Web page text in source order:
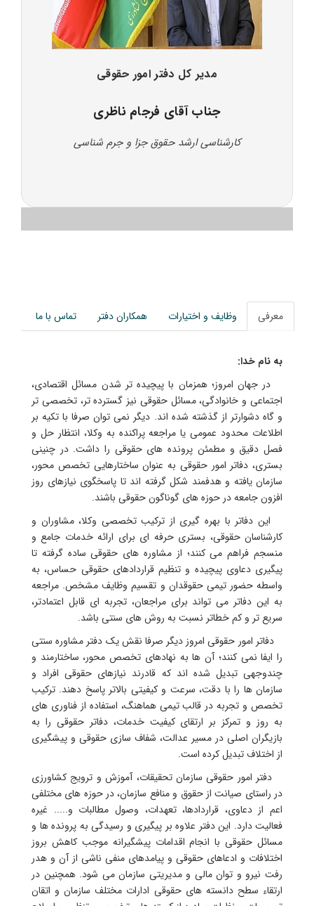
مدیر کل دفتر امور حقوقی
جناب آقای فرجام ناظری
کارشناسی ارشد حقوق جزا و جرم شناسی
معرفی وظایف و اختیارات همکاران دفتر تماس با ما
به نام خدا:
در جهان امروز؛ همزمان با پیچیده تر شدن مسائل اقتصادی،
اجتماعی و خانوادگی، مسائل حقوقی نیز گسترده تر، تخصصی تر
و گاه دشوارتر از گذشته شده اند. دیگر نمی توان صرفا با تکیه بر
اطلاعات محدود عمومی یا مراجعه پراکنده به وکلا، انتظار حل و
فصل دقیق و مطمئن پرونده های حقوقی را داشت. در چنینی
بستری، دفاتر امور حقوقی به عنوان ساختارهایی تخصص محور،
سازمان یافته و هدفمند شکل گرفته اند تا پاسخگوی نیازهای روز
افزون جامعه در حوزه های گوناگون حقوقی باشند.
این دفاتر با بهره گیری از ترکیب تخصصی وکلا، مشاوران و
کارشناسان حقوقی، بستری حرفه ای برای ارائه خدمات جامع و
منسجم فراهم می کنند؛ از مشاوره های حقوقی ساده گرفته تا
پیگیری دعاوی پیچیده و تنظیم قراردادهای حقوقی حساس، به
واسطه حضور تیمی حقوقدان و تقسیم وظایف مشخص. مراجعه
به این دفاتر می تواند برای مراجعان، تجربه ای قابل اعتمادتر،
سریع تر و کم خطاتر نسبت به روش های سنتی باشد.
دفاتر امور حقوقی امروز دیگر صرفا نقش یک دفتر مشاوره سنتی
را ایفا نمی کنند؛ آن ها به نهادهای تخصص محور، ساختارمند و
چندوجهی تبدیل شده اند که قادرند نیازهای حقوقی افراد و
سازمان ها را با دقت، سرعت و کیفیتی بالاتر پاسخ دهند. ترکیب
تخصص و تجربه در قالب تیمی هماهنگ، استفاده از فناوری های
به روز و تمرکز بر ارتقای کیفیت خدمات، دفاتر حقوقی را به
بازیگران اصلی در مسیر عدالت، شفاف سازی حقوقی و پیشگیری
از اختلاف تبدیل کرده است.
دفتر امور حقوقی سازمان تحقیقات، آموزش و ترویج کشاورزی
در راستای صیانت از حقوق و منافع سازمان، در حوزه های مختلفی
اعم از دعاوی، قراردادها، تعهدات، وصول مطالبات و..... غیره
فعالیت دارد. این دفتر علاوه بر پیگیری و رسیدگی به پرونده ها و
مسائل حقوقی با انجام اقدامات پیشگیرانه موجب کاهش بروز
اختلافات و ادعاهای حقوقی و پیامدهای منفی ناشی از آن و هدر
رفت نیرو و توان مالی و مدیریتی سازمان می شود. همچنین در
ارتقاء سطح دانسته های حقوقی ادارات مختلف سازمان و اتقان